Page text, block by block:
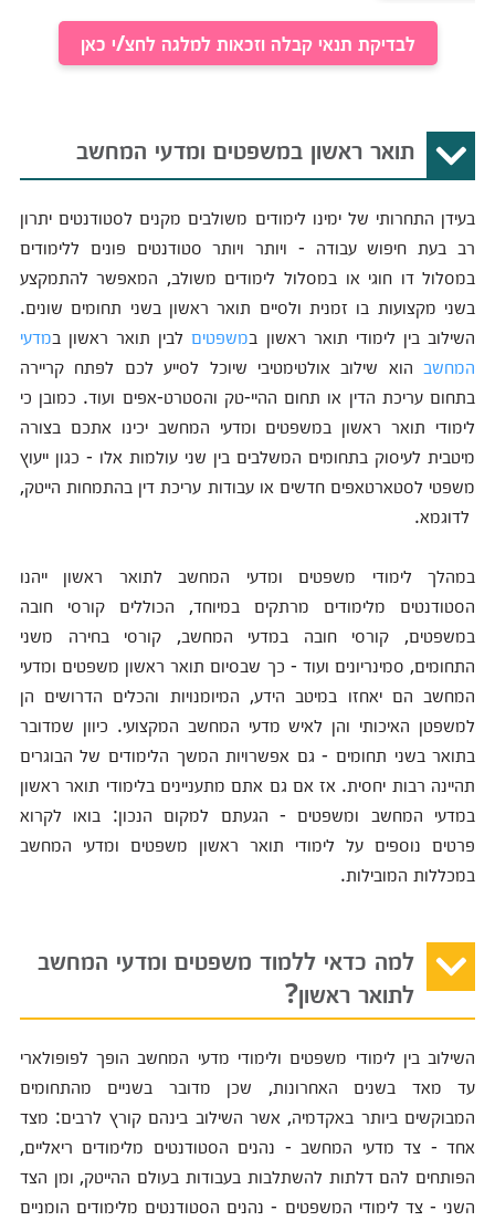
לבדיקת תנאי קבלה וזכאות למלגה לחצ/י כאן
תואר ראשון במשפטים ומדעי המחשב
בעידן התחרותי של ימינו לימודים משולבים מקנים לסטודנטים יתרון
רב בעת חיפוש עבודה - ויותר ויותר סטודנטים פונים ללימודים
במסלול דו חוגי או במסלול לימודים משולב, המאפשר להתמקצע
בשני מקצועות בו זמנית ולסיים תואר ראשון בשני תחומים שונים.
השילוב בין לימודי תואר ראשון במשפטיםלבין תואר ראשון במדעי
המחשבהוא שילוב אולטימטיבי שיוכל לסייע לכם לפתח קריירה
בתחום עריכת הדין או תחום ההיי-טק והסטרט-אפים ועוד. כמובן כי
לימודי תואר ראשון במשפטים ומדעי המחשב יכינו אתכם בצורה
מיטבית לעיסוק בתחומים המשלבים בין שני עולמות אלו - כגון ייעוץ
משפטי לסטארטאפים חדשים או עבודות עריכת דין בהתמחות הייטק,
לדוגמא.
במהלך לימודי משפטים ומדעי המחשב לתואר ראשון ייהנו
הסטודנטים מלימודים מרתקים במיוחד, הכוללים קורסי חובה
במשפטים, קורסי חובה במדעי המחשב, קורסי בחירה משני
התחומים, סמינריונים ועוד - כך שבסיום תואר ראשון משפטים ומדעי
המחשב הם יאחזו במיטב הידע, המיומנויות והכלים הדרושים הן
למשפטן האיכותי והן לאיש מדעי המחשב המקצועי. כיוון שמדובר
בתואר בשני תחומים - גם אפשרויות המשך הלימודים של הבוגרים
תהיינה רבות יחסית. אז אם גם אתם מתעניינים בלימודי תואר ראשון
במדעי המחשב ומשפטים - הגעתם למקום הנכון: בואו לקרוא
פרטים נוספים על לימודי תואר ראשון משפטים ומדעי המחשב
במכללות המובילות.
למה כדאי ללמוד משפטים ומדעי המחשב
לתואר ראשון?
השילוב בין לימודי משפטים ולימודי מדעי המחשב הופך לפופולארי
עד מאד בשנים האחרונות, שכן מדובר בשניים מהתחומים
המבוקשים ביותר באקדמיה, אשר השילוב בינהם קורץ לרבים: מצד
אחד - צד מדעי המחשב - נהנים הסטודנטים מלימודים ריאליים,
הפותחים להם דלתות להשתלבות בעבודות בעולם ההייטק, ומן הצד
השני - צד לימודי המשפטים - נהנים הסטודנטים מלימודים הומניים